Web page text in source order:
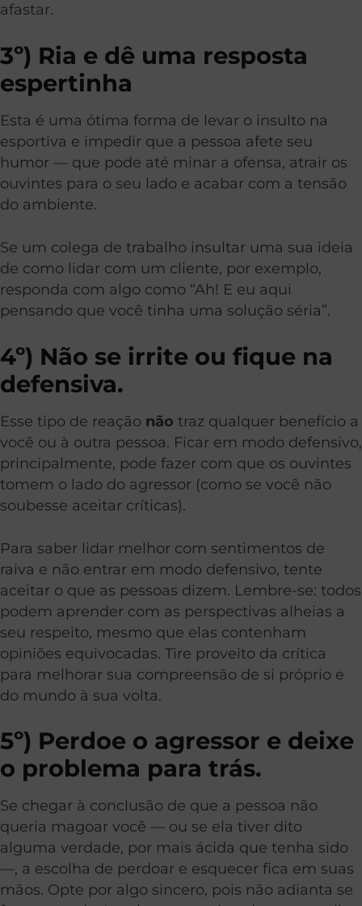
afastar.
3º) Ria e dê uma resposta
espertinha
Esta é uma ótima forma de levar o insulto na
esportiva e impedir que a pessoa afete seu
humor — que pode até minar a ofensa, atrair os
ouvintes para o seu lado e acabar com a tensão
do ambiente.
Se um colega de trabalho insultar uma sua ideia
de como lidar com um cliente, por exemplo,
responda com algo como “Ah! E eu aqui
pensando que você tinha uma solução séria”.
4º) Não se irrite ou fique na
defensiva.
Esse tipo de reação não traz qualquer benefício a
você ou à outra pessoa. Ficar em modo defensivo,
principalmente, pode fazer com que os ouvintes
tomem o lado do agressor (como se você não
soubesse aceitar críticas).
Para saber lidar melhor com sentimentos de
raiva e não entrar em modo defensivo, tente
aceitar o que as pessoas dizem. Lembre-se: todos
podem aprender com as perspectivas alheias a
seu respeito, mesmo que elas contenham
opiniões equivocadas. Tire proveito da crítica
para melhorar sua compreensão de si próprio e
do mundo à sua volta.
5º) Perdoe o agressor e deixe
o problema para trás.
Se chegar à conclusão de que a pessoa não
queria magoar você — ou se ela tiver dito
alguma verdade, por mais ácida que tenha sido
—, a escolha de perdoar e esquecer fica em suas
mãos. Opte por algo sincero, pois não adianta se